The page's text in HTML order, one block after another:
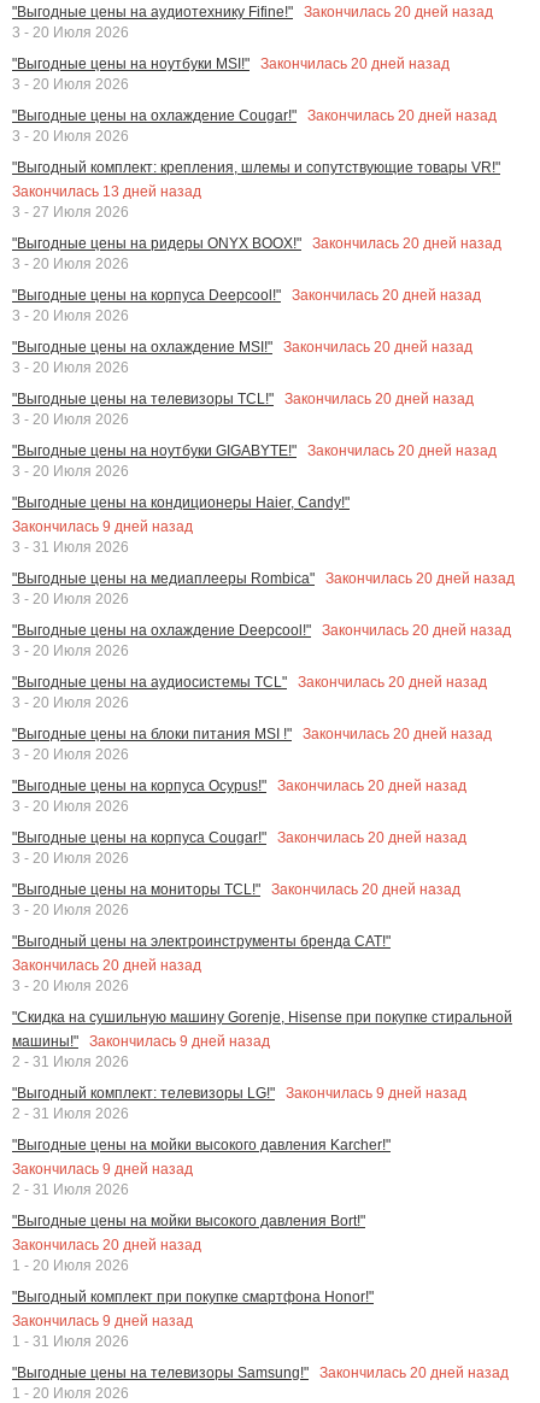
"Выгодные цены на аудиотехнику Fifine!"
Закончилась 20 дней назад
3 - 20 Июля 2026
"Выгодные цены на ноутбуки MSI!"
Закончилась 20 дней назад
3 - 20 Июля 2026
"Выгодные цены на охлаждение Cougar!"
Закончилась 20 дней назад
3 - 20 Июля 2026
"Выгодный комплект: крепления, шлемы и сопутствующие товары VR!"
Закончилась 13 дней назад
3 - 27 Июля 2026
"Выгодные цены на ридеры ONYX BOOX!"
Закончилась 20 дней назад
3 - 20 Июля 2026
"Выгодные цены на корпуса Deepcool!"
Закончилась 20 дней назад
3 - 20 Июля 2026
"Выгодные цены на охлаждение MSI!"
Закончилась 20 дней назад
3 - 20 Июля 2026
"Выгодные цены на телевизоры TCL!"
Закончилась 20 дней назад
3 - 20 Июля 2026
"Выгодные цены на ноутбуки GIGABYTE!"
Закончилась 20 дней назад
3 - 20 Июля 2026
"Выгодные цены на кондиционеры Haier, Candy!"
Закончилась 9 дней назад
3 - 31 Июля 2026
"Выгодные цены на медиаплееры Rombica"
Закончилась 20 дней назад
3 - 20 Июля 2026
"Выгодные цены на охлаждение Deepcool!"
Закончилась 20 дней назад
3 - 20 Июля 2026
"Выгодные цены на аудиосистемы TCL"
Закончилась 20 дней назад
3 - 20 Июля 2026
"Выгодные цены на блоки питания MSI !"
Закончилась 20 дней назад
3 - 20 Июля 2026
"Выгодные цены на корпуса Ocypus!"
Закончилась 20 дней назад
3 - 20 Июля 2026
"Выгодные цены на корпуса Cougar!"
Закончилась 20 дней назад
3 - 20 Июля 2026
"Выгодные цены на мониторы TCL!"
Закончилась 20 дней назад
3 - 20 Июля 2026
"Выгодный цены на электроинструменты бренда CAT!"
Закончилась 20 дней назад
3 - 20 Июля 2026
"Скидка на сушильную машину Gorenje, Hisense при покупке стиральной
машины!"
Закончилась 9 дней назад
2 - 31 Июля 2026
"Выгодный комплект: телевизоры LG!"
Закончилась 9 дней назад
2 - 31 Июля 2026
"Выгодные цены на мойки высокого давления Karcher!"
Закончилась 9 дней назад
2 - 31 Июля 2026
"Выгодные цены на мойки высокого давления Bort!"
Закончилась 20 дней назад
1 - 20 Июля 2026
"Выгодный комплект при покупке смартфона Honor!"
Закончилась 9 дней назад
1 - 31 Июля 2026
"Выгодные цены на телевизоры Samsung!"
Закончилась 20 дней назад
1 - 20 Июля 2026